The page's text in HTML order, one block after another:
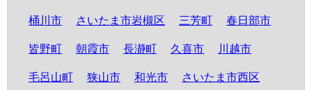
桶川市 さいたま市岩槻区 三芳町 春日部市
皆野町 朝霞市 長瀞町 久喜市 川越市
毛呂山町 狭山市 和光市 さいたま市西区